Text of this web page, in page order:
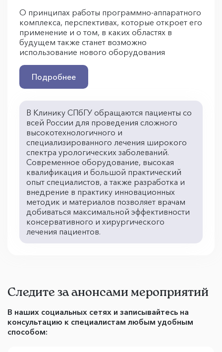
О принципах работы программно-аппаратного
комплекса, перспективах, которые откроет его
применение и о том, в каких областях в
будущем также станет возможно
использование нового оборудования
Подробнее
В Клинику СПбГУ обращаются пациенты со
всей России для проведения сложного
высокотехнологичного и
специализированного лечения широкого
спектра урологических заболеваний.
Современное оборудование, высокая
квалификация и большой практический
опыт специалистов, а также разработка и
внедрение в практику инновационных
методик и материалов позволяет врачам
добиваться максимальной эффективности
консервативного и хирургического
лечения пациентов.
Следите за анонсами мероприятий
В наших социальных сетях и записывайтесь на
консультацию к специалистам любым удобным
способом: